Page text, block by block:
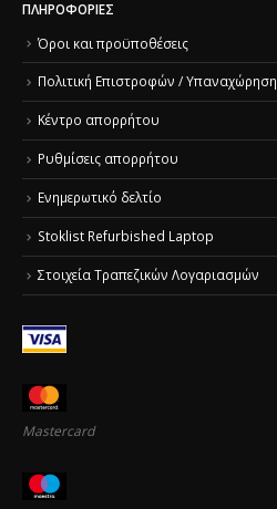
ΠΛΗΡΟΦΟΡΊΕΣ
Όροι και προϋποθέσεις
Πολιτική Επιστροφών / Υπαναχώρηση
Κέντρο απορρήτου
Ρυθμίσεις απορρήτου
Ενημερωτικό δελτίο
Stoklist Refurbished Laptop
Στοιχεία Τραπεζικών Λογαριασμών
Mastercard